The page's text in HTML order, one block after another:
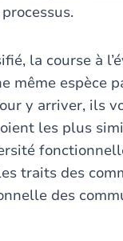
la course à
même espèce
y arriver, ils
les plus
traits des
des